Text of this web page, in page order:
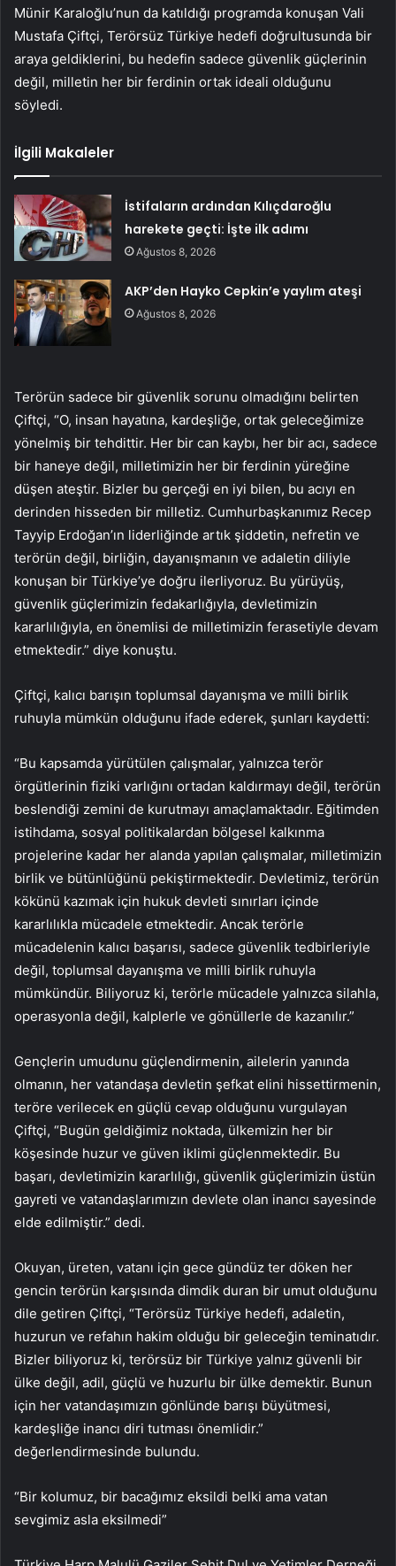
Münir Karaloğlu’nun da katıldığı programda konuşan Vali
Mustafa Çiftçi, Terörsüz Türkiye hedefi doğrultusunda bir
araya geldiklerini, bu hedefin sadece güvenlik güçlerinin
değil, milletin her bir ferdinin ortak ideali olduğunu
söyledi.
İlgili Makaleler
İstifaların ardından Kılıçdaroğlu
harekete geçti: İşte ilk adımı
Ağustos 8, 2026
AKP’den Hayko Cepkin’e yaylım ateşi
Ağustos 8, 2026
Terörün sadece bir güvenlik sorunu olmadığını belirten
Çiftçi, “O, insan hayatına, kardeşliğe, ortak geleceğimize
yönelmiş bir tehdittir. Her bir can kaybı, her bir acı, sadece
bir haneye değil, milletimizin her bir ferdinin yüreğine
düşen ateştir. Bizler bu gerçeği en iyi bilen, bu acıyı en
derinden hisseden bir milletiz. Cumhurbaşkanımız Recep
Tayyip Erdoğan’ın liderliğinde artık şiddetin, nefretin ve
terörün değil, birliğin, dayanışmanın ve adaletin diliyle
konuşan bir Türkiye’ye doğru ilerliyoruz. Bu yürüyüş,
güvenlik güçlerimizin fedakarlığıyla, devletimizin
kararlılığıyla, en önemlisi de milletimizin ferasetiyle devam
etmektedir.” diye konuştu.
Çiftçi, kalıcı barışın toplumsal dayanışma ve milli birlik
ruhuyla mümkün olduğunu ifade ederek, şunları kaydetti:
“Bu kapsamda yürütülen çalışmalar, yalnızca terör
örgütlerinin fiziki varlığını ortadan kaldırmayı değil, terörün
beslendiği zemini de kurutmayı amaçlamaktadır. Eğitimden
istihdama, sosyal politikalardan bölgesel kalkınma
projelerine kadar her alanda yapılan çalışmalar, milletimizin
birlik ve bütünlüğünü pekiştirmektedir. Devletimiz, terörün
kökünü kazımak için hukuk devleti sınırları içinde
kararlılıkla mücadele etmektedir. Ancak terörle
mücadelenin kalıcı başarısı, sadece güvenlik tedbirleriyle
değil, toplumsal dayanışma ve milli birlik ruhuyla
mümkündür. Biliyoruz ki, terörle mücadele yalnızca silahla,
operasyonla değil, kalplerle ve gönüllerle de kazanılır.”
Gençlerin umudunu güçlendirmenin, ailelerin yanında
olmanın, her vatandaşa devletin şefkat elini hissettirmenin,
teröre verilecek en güçlü cevap olduğunu vurgulayan
Çiftçi, “Bugün geldiğimiz noktada, ülkemizin her bir
köşesinde huzur ve güven iklimi güçlenmektedir. Bu
başarı, devletimizin kararlılığı, güvenlik güçlerimizin üstün
gayreti ve vatandaşlarımızın devlete olan inancı sayesinde
elde edilmiştir.” dedi.
Okuyan, üreten, vatanı için gece gündüz ter döken her
gencin terörün karşısında dimdik duran bir umut olduğunu
dile getiren Çiftçi, “Terörsüz Türkiye hedefi, adaletin,
huzurun ve refahın hakim olduğu bir geleceğin teminatıdır.
Bizler biliyoruz ki, terörsüz bir Türkiye yalnız güvenli bir
ülke değil, adil, güçlü ve huzurlu bir ülke demektir. Bunun
için her vatandaşımızın gönlünde barışı büyütmesi,
kardeşliğe inancı diri tutması önemlidir.”
değerlendirmesinde bulundu.
“Bir kolumuz, bir bacağımız eksildi belki ama vatan
sevgimiz asla eksilmedi”